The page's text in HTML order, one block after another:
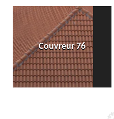
Couvreur 76